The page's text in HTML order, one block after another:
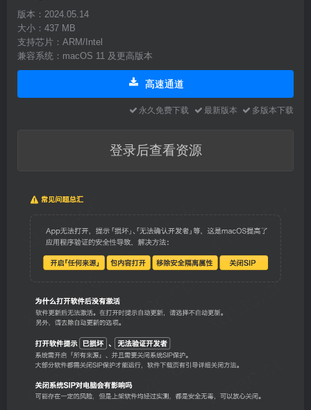
版本：2024.05.14
大小：437 MB
支持芯片：ARM/Intel
兼容系统：macOS 11 及更高版本
高速通道
永久免费下载 最新版本 多版本下载
登录后查看资源